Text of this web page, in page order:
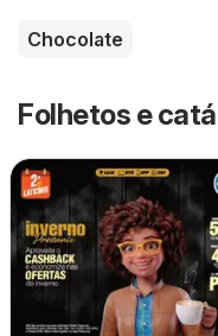
Chocolate
Folhetos e